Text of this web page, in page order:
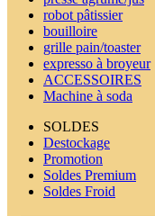
robot pâtissier
bouilloire
grille pain/toaster
expresso à broyeur
ACCESSOIRES
Machine à soda
SOLDES
Destockage
Promotion
Soldes Premium
Soldes Froid